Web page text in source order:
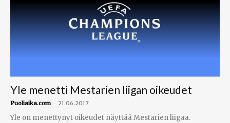
Yle menetti Mestarien liigan oikeudet
Puoliaika.com - 21.06.2017
Yle on menettynyt oikeudet näyttää Mestarien liigaa.